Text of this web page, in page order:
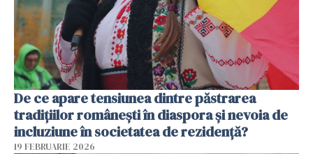
De ce apare tensiunea dintre păstrarea
tradițiilor românești în diaspora și nevoia de
incluziune în societatea de rezidență?
19 FEBRUARIE 2026